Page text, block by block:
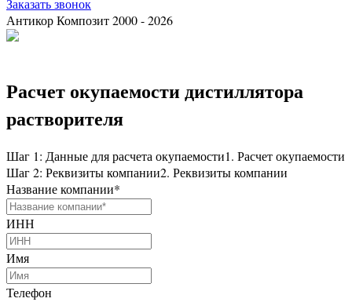
Заказать звонок
Антикор Композит 2000 - 2026
Расчет окупаемости дистиллятора
растворителя
Шаг 1: Данные для расчета окупаемости1. Расчет окупаемости
Шаг 2: Реквизиты компании2. Реквизиты компании
Название компании*
ИНН
Имя
Телефон